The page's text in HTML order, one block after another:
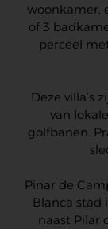
woonkamer,
of 3
perceel
Deze villa’s
van
golfbanen.
Pinar de
Blanca stad
naast Pilar